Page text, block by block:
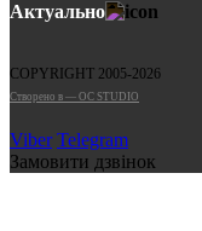
Актуально
COPYRIGHT 2005-2026
Cтворено в — OC STUDIO
Viber Telegram
Замовити дзвінок